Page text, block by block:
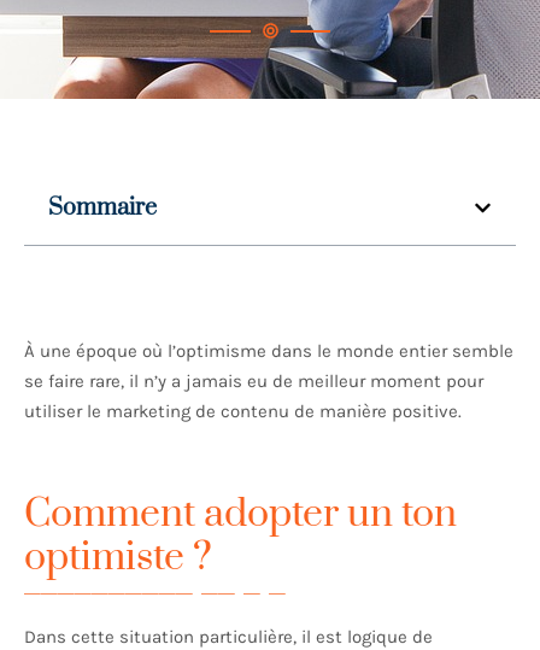
Sommaire
À une époque où l’optimisme dans le monde entier semble
se faire rare, il n’y a jamais eu de meilleur moment pour
utiliser le marketing de contenu de manière positive.
Comment adopter un ton
optimiste ?
Dans cette situation particulière, il est logique de